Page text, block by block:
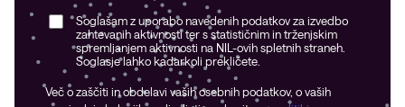
Soglašam z uporabo navedenih podatkov za izvedbo
zahtevanih aktivnosti ter s statističnim in trženjskim
spremljanjem aktivnosti na NIL-ovih spletnih straneh.
Soglasje lahko kadarkoli prekličete.
Več o zaščiti in obdelavi vaših osebnih podatkov, o vaših